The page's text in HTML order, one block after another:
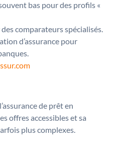
bas pour des profils «
comparateurs spécialisés.
d’assurance pour
de prêt en
offres accessibles et sa
plus complexes.